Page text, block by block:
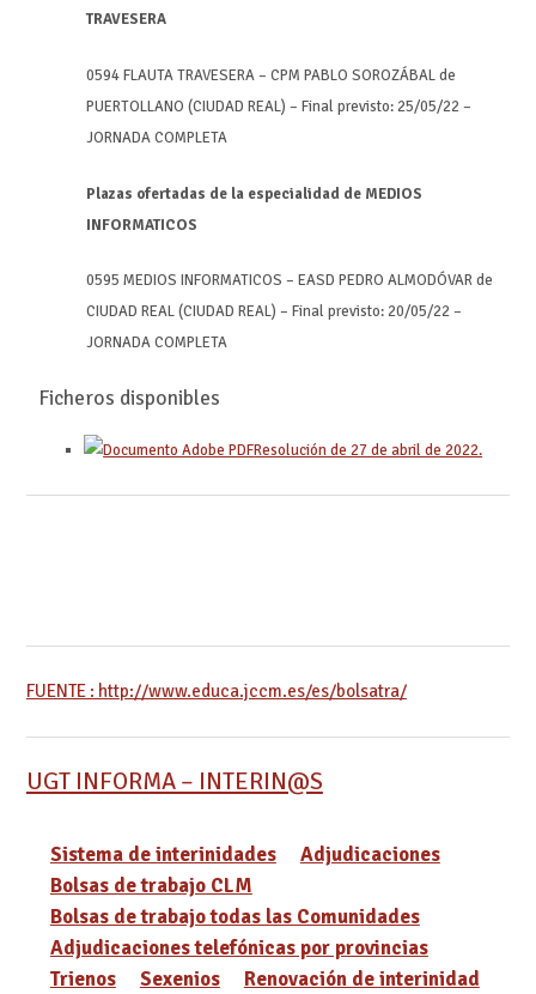
TRAVESERA
0594 FLAUTA TRAVESERA – CPM PABLO SOROZÁBAL de
PUERTOLLANO (CIUDAD REAL) – Final previsto: 25/05/22 –
JORNADA COMPLETA
Plazas ofertadas de la especialidad de MEDIOS
INFORMATICOS
0595 MEDIOS INFORMATICOS – EASD PEDRO ALMODÓVAR de
CIUDAD REAL (CIUDAD REAL) – Final previsto: 20/05/22 –
JORNADA COMPLETA
Ficheros disponibles
Resolución de 27 de abril de 2022.
FUENTE : http://www.educa.jccm.es/es/bolsatra/
UGT INFORMA – INTERIN@S
Sistema de interinidades
Adjudicaciones
Bolsas de trabajo CLM
Bolsas de trabajo todas las Comunidades
Adjudicaciones telefónicas por provincias
Trienos
Sexenios
Renovación de interinidad